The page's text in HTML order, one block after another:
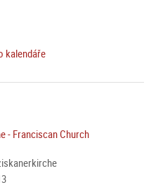
kalendáře
- Franciscan Church